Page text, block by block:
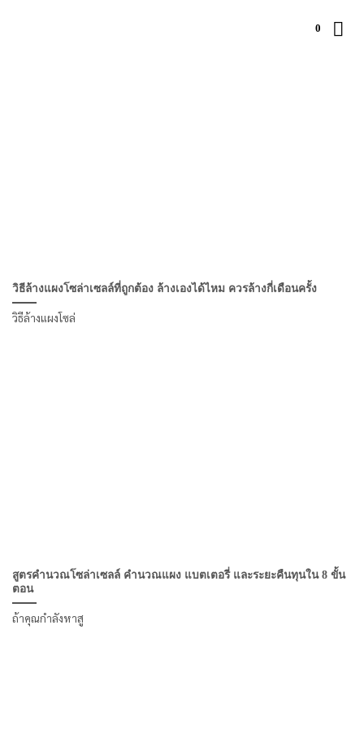
0
วิธีล้างแผงโซล่าเซลล์ที่ถูกต้อง ล้างเองได้ไหม ควรล้างกี่เดือนครั้ง
วิธีล้างแผงโซล่
สูตรคำนวณโซล่าเซลล์ คำนวณแผง แบตเตอรี่ และระยะคืนทุนใน 8 ขั้น
ตอน
ถ้าคุณกำลังหาสู